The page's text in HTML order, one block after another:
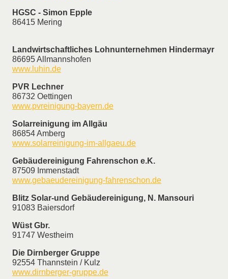
HGSC - Simon Epple
86415 Mering
Landwirtschaftliches Lohnunternehmen Hindermayr
86695 Allmannshofen
www.luhin.de
PVR Lechner
86732 Oettingen
www.pvreinigung-bayern.de
Solarreinigung im Allgäu
86854 Amberg
www.solarreinigung-im-allgaeu.de
Gebäudereinigung Fahrenschon e.K.
87509 Immenstadt
www.gebaeudereinigung-fahrenschon.de
Blitz Solar-und Gebäudereinigung, N. Mansouri
91083 Baiersdorf
Wüst Gbr.
91747 Westheim
Die Dirnberger Gruppe
92554 Thannstein / Kulz
www.dirnberger-gruppe.de